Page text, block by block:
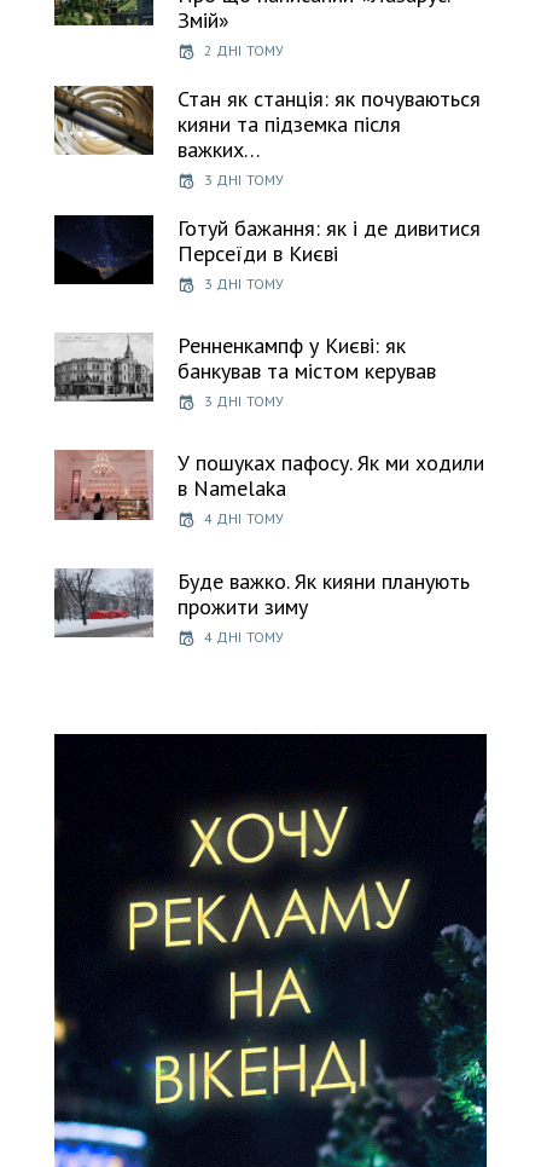
Змій»
2 ДНІ ТОМУ
Стан як станція: як почуваються
кияни та підземка після
важких…
3 ДНІ ТОМУ
Готуй бажання: як і де дивитися
Персеїди в Києві
3 ДНІ ТОМУ
Ренненкампф у Києві: як
банкував та містом керував
3 ДНІ ТОМУ
У пошуках пафосу. Як ми ходили
в Namelaka
4 ДНІ ТОМУ
Буде важко. Як кияни планують
прожити зиму
4 ДНІ ТОМУ